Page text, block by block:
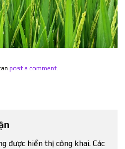
post a comment.
được hiển thị công khai. Các